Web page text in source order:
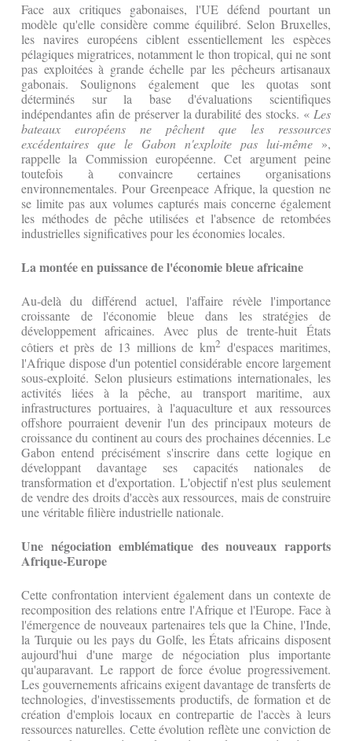
Face aux critiques gabonaises, l'UE défend pourtant un
modèle qu'elle considère comme équilibré. Selon Bruxelles,
les navires européens ciblent essentiellement les espèces
pélagiques migratrices, notamment le thon tropical, qui ne sont
pas exploitées à grande échelle par les pêcheurs artisanaux
gabonais. Soulignons également que les quotas sont
déterminés sur la base d'évaluations scientifiques
indépendantes afin de préserver la durabilité des stocks. « Les
bateaux européens ne pêchent que les ressources
excédentaires que le Gabon n'exploite pas lui-même »,
rappelle la Commission européenne. Cet argument peine
toutefois à convaincre certaines organisations
environnementales. Pour Greenpeace Afrique, la question ne
se limite pas aux volumes capturés mais concerne également
les méthodes de pêche utilisées et l'absence de retombées
industrielles significatives pour les économies locales.
La montée en puissance de l'économie bleue africaine
Au-delà du différend actuel, l'affaire révèle l'importance
croissante de l'économie bleue dans les stratégies de
développement africaines. Avec plus de trente-huit États
côtiers et près de 13 millions de km2 d'espaces maritimes,
l'Afrique dispose d'un potentiel considérable encore largement
sous-exploité. Selon plusieurs estimations internationales, les
activités liées à la pêche, au transport maritime, aux
infrastructures portuaires, à l'aquaculture et aux ressources
offshore pourraient devenir l'un des principaux moteurs de
croissance du continent au cours des prochaines décennies. Le
Gabon entend précisément s'inscrire dans cette logique en
développant davantage ses capacités nationales de
transformation et d'exportation. L'objectif n'est plus seulement
de vendre des droits d'accès aux ressources, mais de construire
une véritable filière industrielle nationale.
Une négociation emblématique des nouveaux rapports
Afrique-Europe
Cette confrontation intervient également dans un contexte de
recomposition des relations entre l'Afrique et l'Europe. Face à
l'émergence de nouveaux partenaires tels que la Chine, l'Inde,
la Turquie ou les pays du Golfe, les États africains disposent
aujourd'hui d'une marge de négociation plus importante
qu'auparavant. Le rapport de force évolue progressivement.
Les gouvernements africains exigent davantage de transferts de
technologies, d'investissements productifs, de formation et de
création d'emplois locaux en contrepartie de l'accès à leurs
ressources naturelles. Cette évolution reflète une conviction de